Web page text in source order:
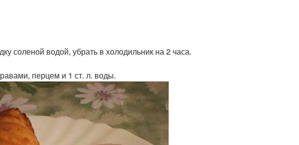
соленой водой, убрать в холодильник на 2 часа.
перцем и 1 ст. л. воды.